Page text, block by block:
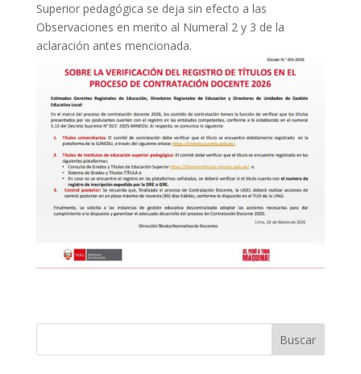
Superior pedagógica se deja sin efecto a las
Observaciones en merito al Numeral 2 y 3 de la
aclaración antes mencionada.
Buscar